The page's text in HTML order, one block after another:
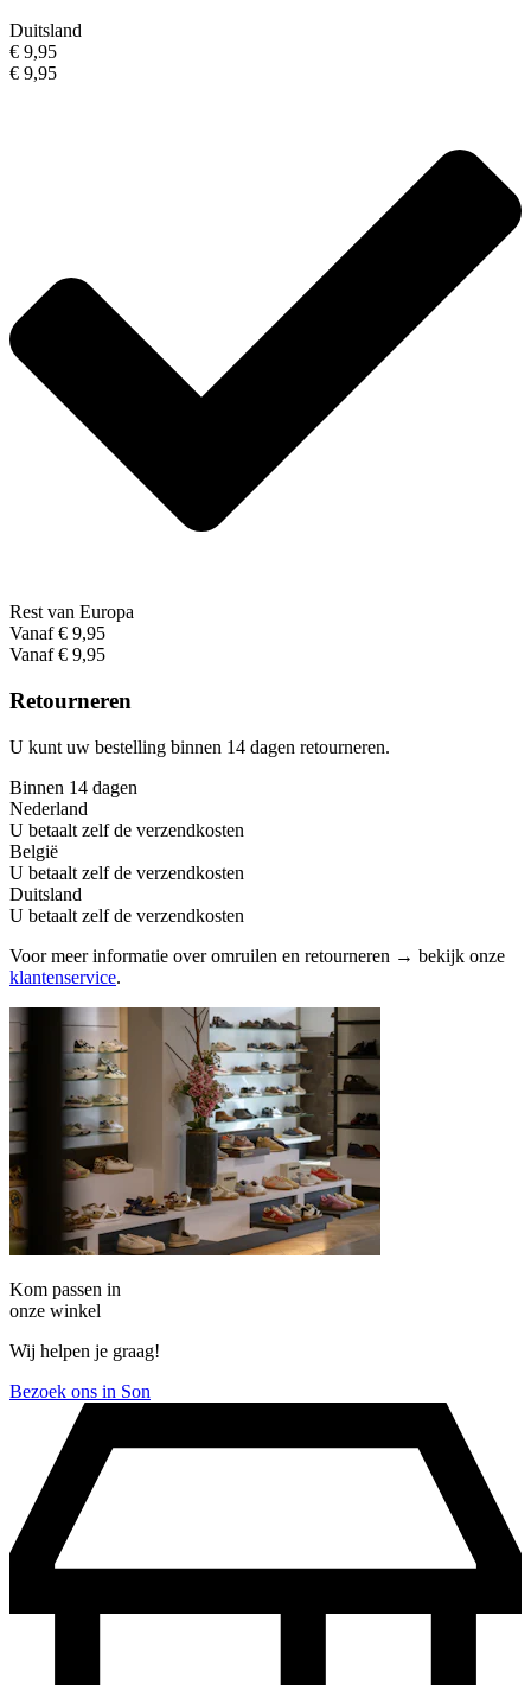
Duitsland
€ 9,95
€ 9,95
Rest van Europa
Vanaf € 9,95
Vanaf € 9,95
Retourneren
U kunt uw bestelling binnen 14 dagen retourneren.
Binnen 14 dagen
Nederland
U betaalt zelf de verzendkosten
België
U betaalt zelf de verzendkosten
Duitsland
U betaalt zelf de verzendkosten
Voor meer informatie over omruilen en retourneren → bekijk onze
klantenservice.
Kom passen in
onze winkel
Wij helpen je graag!
Bezoek ons in Son